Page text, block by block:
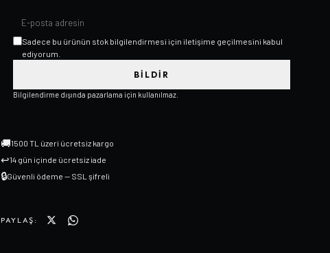
Sadece bu ürünün stok bilgilendirmesi için iletişime geçilmesini kabul
ediyorum.
BILDIR
Bilgilendirme dışında pazarlama için kullanılmaz.
🚚1500 TL üzeri ücretsiz kargo
↩14 gün içinde ücretsiz iade
🔒Güvenli ödeme — SSL şifreli
PAYLAŞ: